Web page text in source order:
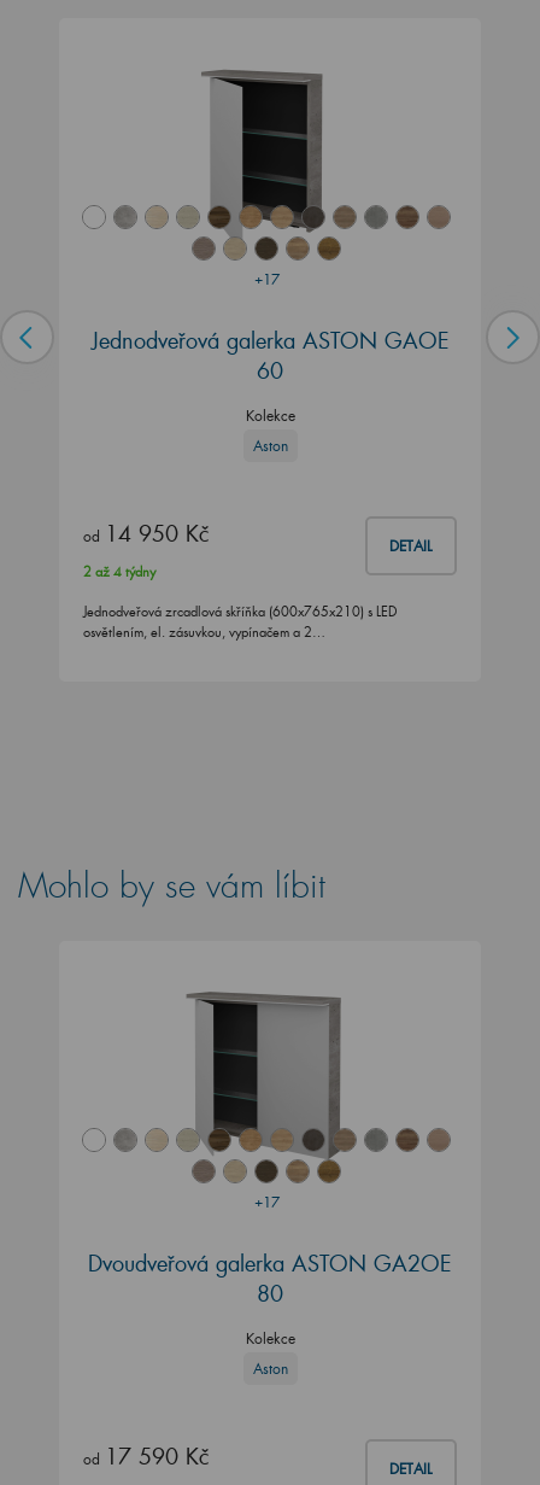
+17
Jednodveřová galerka ASTON GAOE
60
Kolekce
Aston
od 14 950 Kč DETAIL
2 až 4 týdny
Jednodveřová zrcadlová skříňka (600x765x210) s LED
osvětlením, el. zásuvkou, vypínačem a 2…
Mohlo by se vám líbit
+17
Dvoudveřová galerka ASTON GA2OE
80
Kolekce
Aston
od 17 590 Kč DETAIL